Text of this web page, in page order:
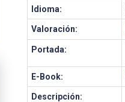
Idioma:
Valoración:
Portada:
E-Book:
Descripción: